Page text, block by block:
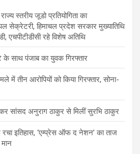
स्तरीय जूडो प्रतियोगिता का
सेक्रेटरी, हिमाचल प्रदेश सरकार मुख्यातिथि
एचपीटीडीसी रहे विशेष अतिथि
साथ पंजाब का युवक गिरफ्तार
में तीन आरोपियों को किया गिरफ्तार, सोना-
सांसद अनुराग ठाकुर से मिलीं सुरभि ठाकुर
इतिहास, ‘एम्प्रेस ऑफ द नेशन’ का ताज